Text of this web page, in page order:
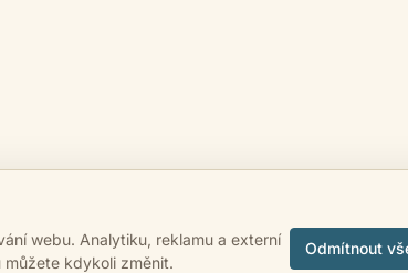
webu. Analytiku, reklamu a externí
můžete kdykoli změnit.
Odmítnout